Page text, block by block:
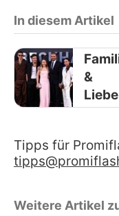
In diesem Artikel
&
Liebe
Tipps für
Weitere Artikel